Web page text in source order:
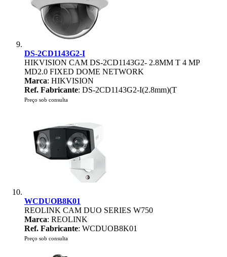
DS-2CD1143G2-I
HIKVISION CAM DS-2CD1143G2- 2.8MM T 4 MP
MD2.0 FIXED DOME NETWORK
Marca: HIKVISION
Ref. Fabricante: DS-2CD1143G2-I(2.8mm)(T
Preço sob consulta
WCDUOB8K01
REOLINK CAM DUO SERIES W750
Marca: REOLINK
Ref. Fabricante: WCDUOB8K01
Preço sob consulta